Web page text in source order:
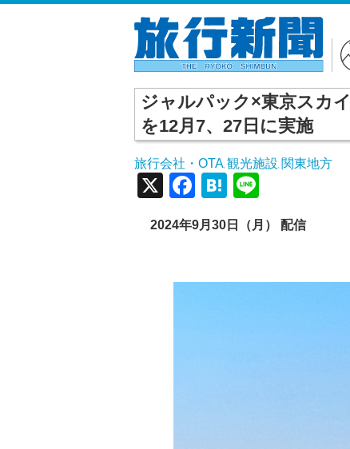
ジャルパック×東京スカ
を12月7、27日に実施
旅行会社・OTA ,観光施設 関東地方
X Facebook
Hatena
2024年9月30日（月） 配信